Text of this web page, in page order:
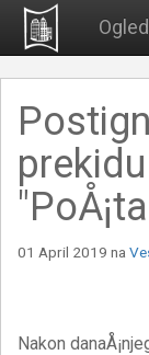
01 April 2019 na
Nakon